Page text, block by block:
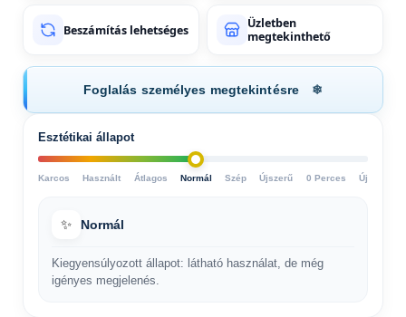
Beszámítás lehetséges
Üzletben
megtekinthető
Foglalás személyes megtekintésre
Esztétikai állapot
Karcos Használt Átlagos Normál Szép Újszerű 0 Perces Új
✨ Normál
Kiegyensúlyozott állapot: látható használat, de még
igényes megjelenés.